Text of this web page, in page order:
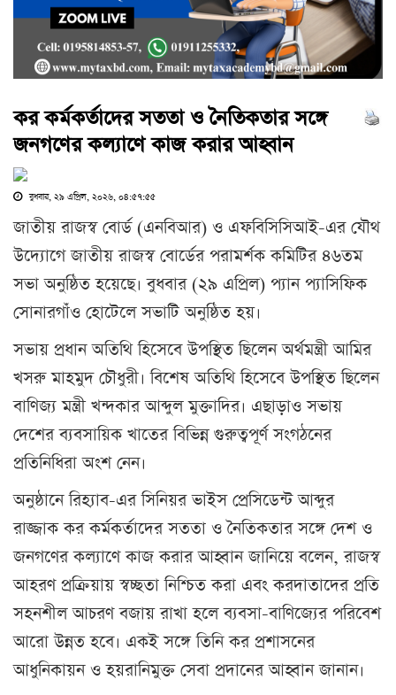
কর কর্মকর্তাদের সততা ও নৈতিকতার সঙ্গে
জনগণের কল্যাণে কাজ করার আহ্বান
বুধবার, ২৯ এপ্রিল, ২০২৬, ০৪:৫৭:৫৫
জাতীয় রাজস্ব বোর্ড (এনবিআর) ও এফবিসিসিআই-এর যৌথ
উদ্যোগে জাতীয় রাজস্ব বোর্ডের পরামর্শক কমিটির ৪৬তম
সভা অনুষ্ঠিত হয়েছে। বুধবার (২৯ এপ্রিল) প্যান প্যাসিফিক
সোনারগাঁও হোটেলে সভাটি অনুষ্ঠিত হয়।
সভায় প্রধান অতিথি হিসেবে উপস্থিত ছিলেন অর্থমন্ত্রী আমির
খসরু মাহমুদ চৌধুরী। বিশেষ অতিথি হিসেবে উপস্থিত ছিলেন
বাণিজ্য মন্ত্রী খন্দকার আব্দুল মুক্তাদির। এছাড়াও সভায়
দেশের ব্যবসায়িক খাতের বিভিন্ন গুরুত্বপূর্ণ সংগঠনের
প্রতিনিধিরা অংশ নেন।
অনুষ্ঠানে রিহ্যাব-এর সিনিয়র ভাইস প্রেসিডেন্ট আব্দুর
রাজ্জাক কর কর্মকর্তাদের সততা ও নৈতিকতার সঙ্গে দেশ ও
জনগণের কল্যাণে কাজ করার আহ্বান জানিয়ে বলেন, রাজস্ব
আহরণ প্রক্রিয়ায় স্বচ্ছতা নিশ্চিত করা এবং করদাতাদের প্রতি
সহনশীল আচরণ বজায় রাখা হলে ব্যবসা-বাণিজ্যের পরিবেশ
আরো উন্নত হবে। একই সঙ্গে তিনি কর প্রশাসনের
আধুনিকায়ন ও হয়রানিমুক্ত সেবা প্রদানের আহ্বান জানান।